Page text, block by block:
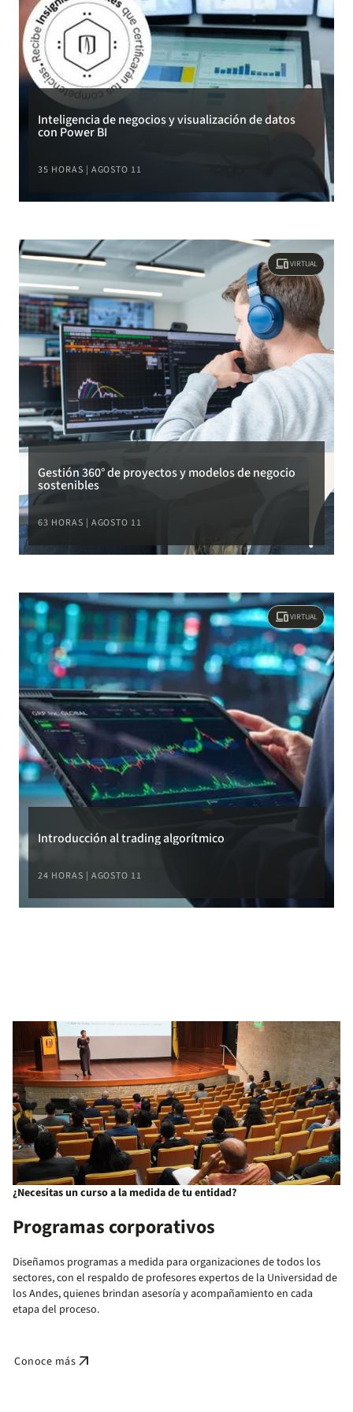
Inteligencia de negocios y visualización de datos
con Power BI
35 HORAS | AGOSTO 11
devicesVIRTUAL
Gestión 360° de proyectos y modelos de negocio
sostenibles
63 HORAS | AGOSTO 11
devicesVIRTUAL
Introducción al trading algorítmico
24 HORAS | AGOSTO 11
¿Necesitas un curso a la medida de tu entidad?
Programas corporativos
Diseñamos programas a medida para organizaciones de todos los
sectores, con el respaldo de profesores expertos de la Universidad de
los Andes, quienes brindan asesoría y acompañamiento en cada
etapa del proceso.
Conoce más arrow_outward